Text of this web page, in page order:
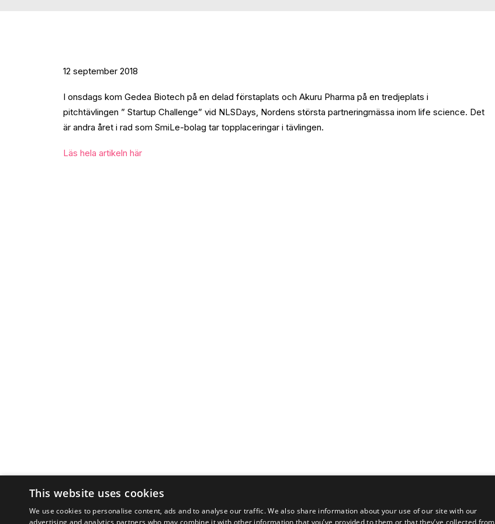
12 september 2018
I onsdags kom Gedea Biotech på en delad förstaplats och Akuru Pharma på en tredjeplats i
pitchtävlingen ” Startup Challenge” vid NLSDays, Nordens största partneringmässa inom life science. Det
är andra året i rad som SmiLe-bolag tar topplaceringar i tävlingen.
Läs hela artikeln här
This website uses cookies
We use cookies to personalise content, ads and to analyse our traffic. We also share information about your use of our site with our
advertising and analytics partners who may combine it with other information that you’ve provided to them or that they’ve collected from